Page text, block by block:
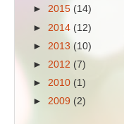
► 2015 (14)
► 2014 (12)
► 2013 (10)
► 2012 (7)
► 2010 (1)
► 2009 (2)